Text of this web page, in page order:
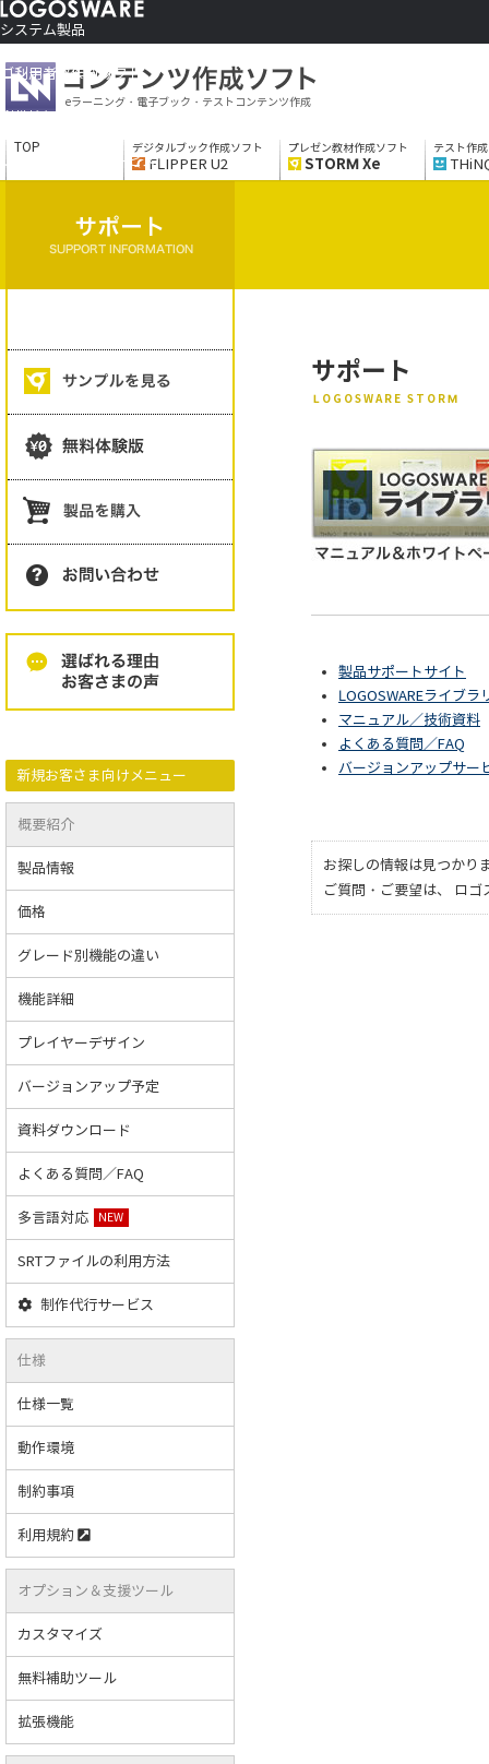
システム製品
コンテンツ作成ソフト
ソリューションサービス
ご利用者さま向け
eラーニング・電子ブック・テストコンテンツ作成
TOP デジタルブック作成ソフト
FLIPPER U2
プレゼン教材作成ソフト
STORM Xe
テスト作
サポート
LOGOSWARE STORM
製品サポートサイト
LOGOSWAREライブラ
マニュアル／技術資料
よくある質問／FAQ
バージョンアップサー
お探しの情報は見つかり
ご質問・ご要望は、 ロ
新規お客さま向けメニュー
概要紹介
製品情報
価格
グレード別機能の違い
機能詳細
プレイヤーデザイン
バージョンアップ予定
資料ダウンロード
よくある質問／FAQ
多言語対応 NEW
SRTファイルの利用方法
制作代行サービス
仕様
仕様一覧
動作環境
制約事項
利用規約
オプション＆支援ツール
カスタマイズ
無料補助ツール
拡張機能